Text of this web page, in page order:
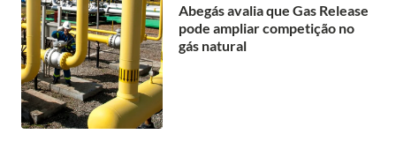
Abegás avalia que Gas Release
pode ampliar competição no
gás natural